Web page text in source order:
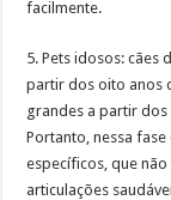
facilmente.
5. Pets idosos: cães
partir dos oito anos
grandes a partir dos
Portanto, nessa
específicos, que
articulações